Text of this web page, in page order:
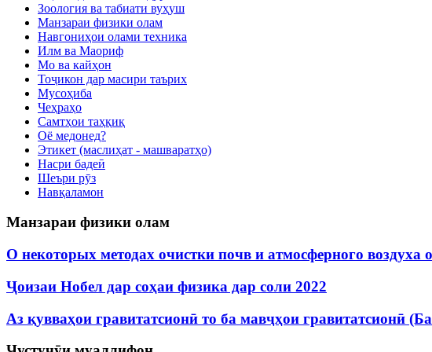
Зоология ва табиати вуҳуш
Манзараи физики олам
Навгониҳои олами техника
Илм ва Маориф
Мо ва кайҳон
Тоҷикон дар масири таърих
Мусоҳиба
Чеҳраҳо
Самтҳои таҳқиқ
Оё медонед?
Этикет (маслиҳат - машваратҳо)
Насри бадеӣ
Шеъри рӯз
Навқаламон
Манзараи физики олам
О некоторых методах очистки почв и атмосферного воздуха
Ҷоизаи Нобел дар соҳаи физика дар соли 2022
Аз қувваҳои гравитатсионӣ то ба мавҷҳои гравитатсионӣ